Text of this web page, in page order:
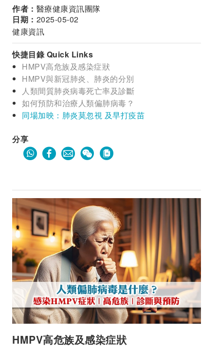
作者： 醫療健康資訊團隊
日期： 2025-05-02
健康資訊
快捷目錄 Quick Links
HMPV高危族及感染症狀
HMPV與新冠肺炎、肺炎的分別
人類間質肺炎病毒死亡率及診斷
如何預防和治療人類偏肺病毒？
同場加映：肺炎莫忽視 及早打疫苗
分享
HMPV高危族及感染症狀